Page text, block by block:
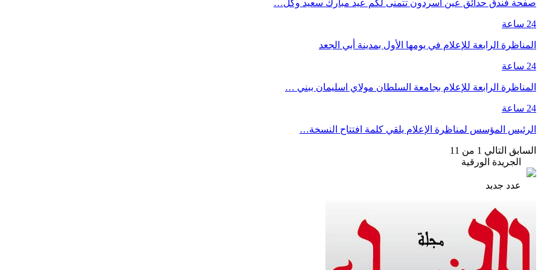
صفحة فندق حدائق عين أسردون تتمنى لكم عيد مبارك سعيد وكل…
24 ساعة
المناظرة الرابعة للإعلام في يومها الأول بمدينة أبي الجعد
24 ساعة
المناظرة الرابعة للإعلام بجامعة السلطان مولاي اسليمان ببني …
24 ساعة
الرئيس المؤسس لمناظرة الإعلام يلقي كلمة افتتاح النسخة…
السابق التالي 1 من 11
الجريدة الورقية
عدد جدبد